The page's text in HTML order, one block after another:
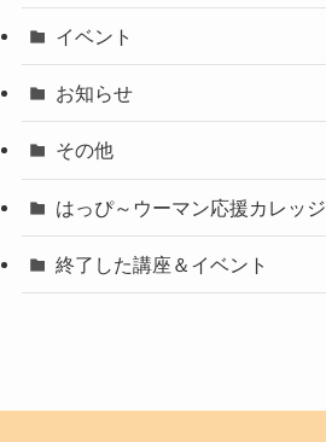
イベント
お知らせ
その他
はっぴ～ウーマン応援カレッジ
終了した講座＆イベント